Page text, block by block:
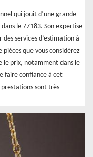
qui jouit d’une grande
le 77183. Son expertise
services d’estimation à
pièces que vous considérez
le prix, notamment dans le
faire confiance à cet
prestations sont très